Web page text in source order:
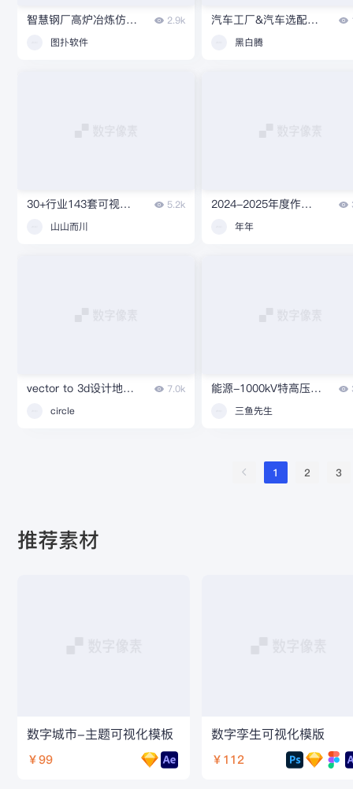
智慧钢厂高炉冶炼仿真分析 | 图扑数字孪生
2.9k
图扑软件
汽车工厂&汽车选配官网设计
黑白腾
30+行业143套可视化大屏
5.2k
山山而川
2024-2025年度作品集
年年
vector to 3d设计地图地球
7.0k
circle
能源-1000kV特高压变电站
三鱼先生
1 2 3
推荐素材
数字城市-主题可视化模板
￥99
数字孪生可视化模版
￥112